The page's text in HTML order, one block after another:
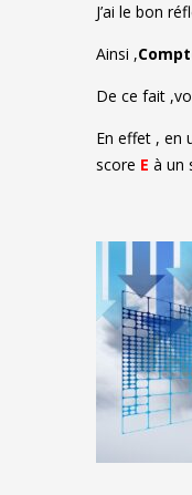
J’ai le bon
Ainsi ,
De ce fait
En effet , en
score E à un